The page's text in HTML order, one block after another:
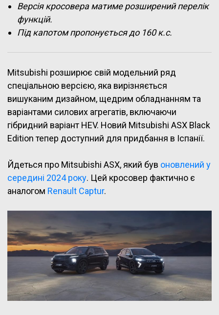
Версія кросовера матиме розширений перелік
функцій.
Під капотом пропонується до 160 к.с.
Mitsubishi розширює свій модельний ряд
спеціальною версією, яка вирізняється
вишуканим дизайном, щедрим обладнанням та
варіантами силових агрегатів, включаючи
гібридний варіант HEV. Новий Mitsubishi ASX Black
Edition тепер доступний для придбання в Іспанії.
Йдеться про Mitsubishi ASX, який був оновлений у
середині 2024 року. Цей кросовер фактично є
аналогом Renault Captur.